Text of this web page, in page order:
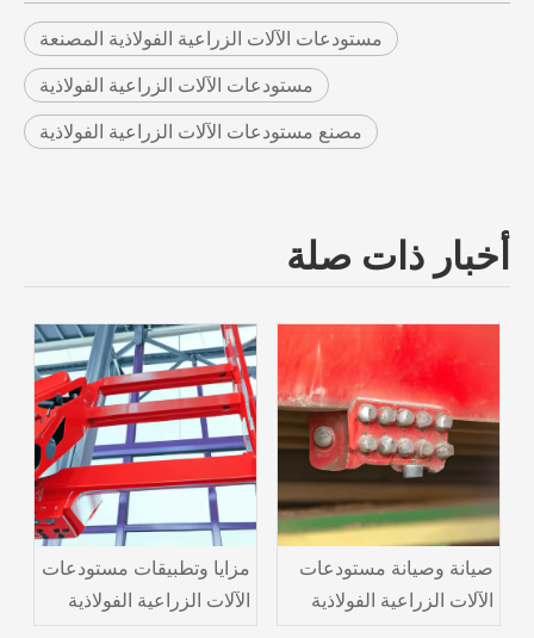
مستودعات الآلات الزراعية الفولاذية المصنعة
مستودعات الآلات الزراعية الفولاذية
مصنع مستودعات الآلات الزراعية الفولاذية
أخبار ذات صلة
صيانة وصيانة مستودعات
الآلات الزراعية الفولاذية
مزايا وتطبيقات مستودعات
الآلات الزراعية الفولاذية